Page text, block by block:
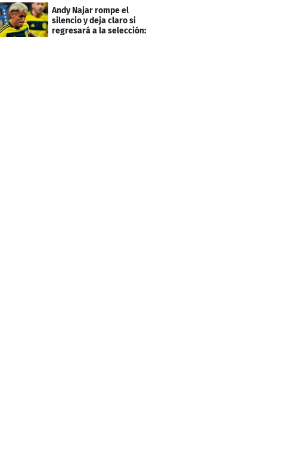
Andy Najar rompe el
silencio y deja claro si
regresará a la selección: